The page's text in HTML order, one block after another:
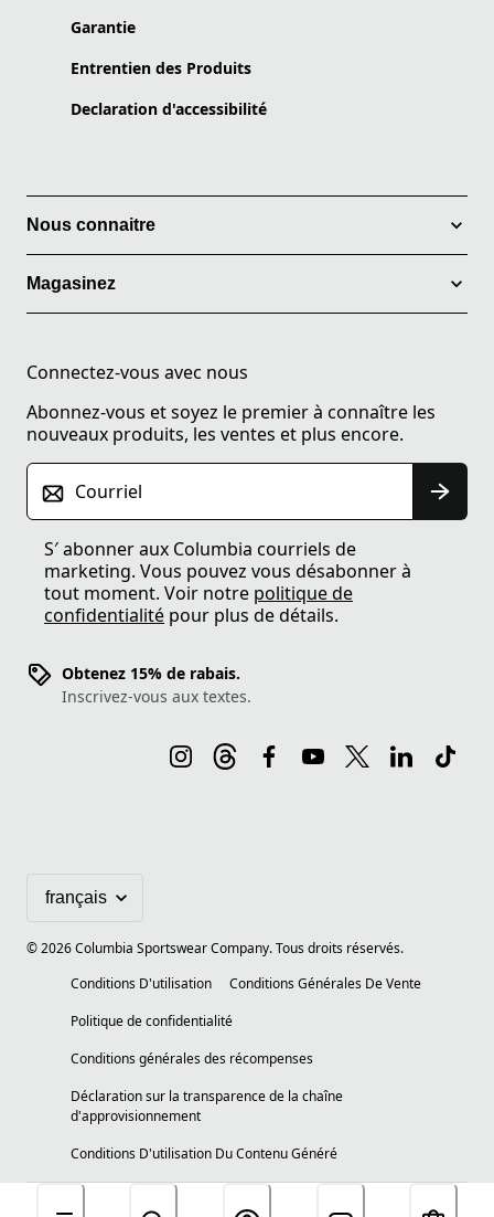
Garantie
Entrentien des Produits
Declaration d'accessibilité
Nous connaitre
Magasinez
Connectez-vous avec nous
Abonnez-vous et soyez le premier à connaître les
nouveaux produits, les ventes et plus encore.
Courriel
S′ abonner aux Columbia courriels de
marketing. Vous pouvez vous désabonner à
tout moment. Voir notre politique de
confidentialité pour plus de détails.
Obtenez 15% de rabais.
Inscrivez-vous aux textes.
©2026Columbia Sportswear Company. Tous droits réservés.
Conditions D'utilisation
Conditions Générales De Vente
Politique de confidentialité
Conditions générales des récompenses
Déclaration sur la transparence de la chaîne
d'approvisionnement
Conditions D'utilisation Du Contenu Généré